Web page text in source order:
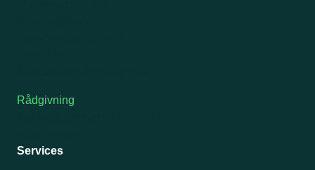
Rådgivning
Services